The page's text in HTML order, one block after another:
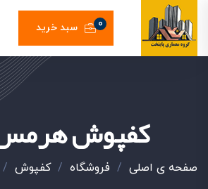
سبد خرید 0
کفپوش
صفحه ی اصلی / فروشگاه /کفپوش